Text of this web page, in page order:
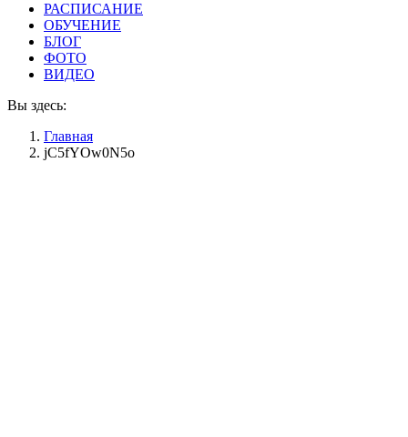
РАСПИСАНИЕ
ОБУЧЕНИЕ
БЛОГ
ФОТО
ВИДЕО
Вы здесь:
Главная
jC5fYOw0N5o